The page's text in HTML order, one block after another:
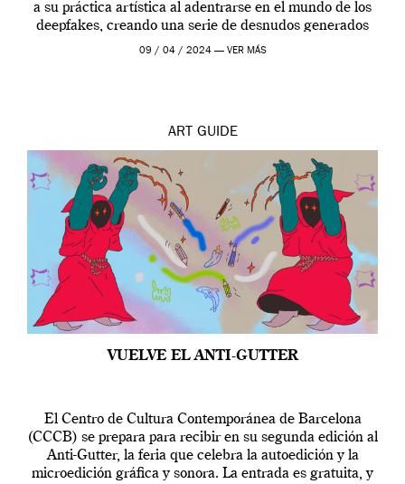
a su práctica artística al adentrarse en el mundo de los
deepfakes, creando una serie de desnudos generados
por […]
09 / 04 / 2024 — VER MÁS
ART GUIDE
VUELVE EL ANTI-GUTTER
El Centro de Cultura Contemporánea de Barcelona
(CCCB) se prepara para recibir en su segunda edición al
Anti-Gutter, la feria que celebra la autoedición y la
microedición gráfica y sonora. La entrada es gratuita, y